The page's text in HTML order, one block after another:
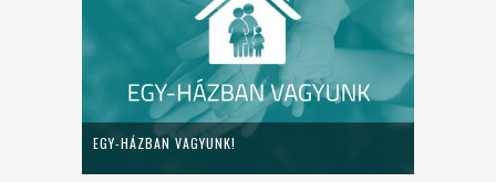
EGY-HÁZBAN VAGYUNK!